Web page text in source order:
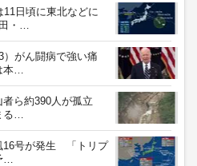
11日頃に東北などに
・…
がん闘病で強い痛
本…
者ら約390人が孤立
る…
16号が発生 「トリプ
…